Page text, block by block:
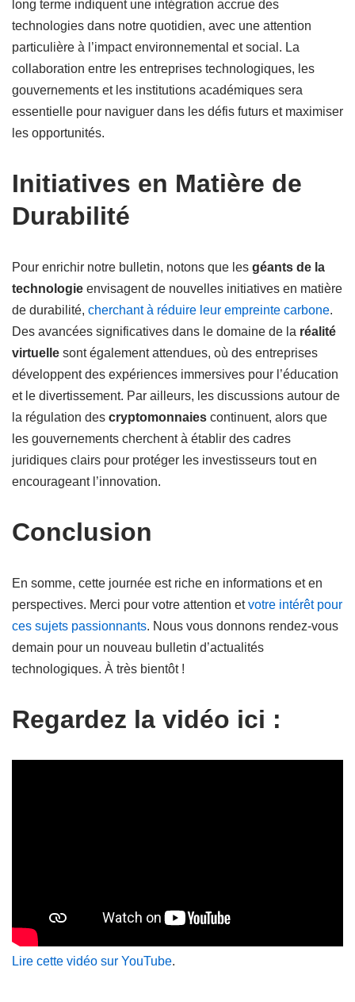
long terme indiquent une intégration accrue des
technologies dans notre quotidien, avec une attention
particulière à l’impact environnemental et social. La
collaboration entre les entreprises technologiques, les
gouvernements et les institutions académiques sera
essentielle pour naviguer dans les défis futurs et maximiser
les opportunités.
Initiatives en Matière de
Durabilité
Pour enrichir notre bulletin, notons que les géants de la
technologie envisagent de nouvelles initiatives en matière
de durabilité, cherchant à réduire leur empreinte carbone.
Des avancées significatives dans le domaine de la réalité
virtuelle sont également attendues, où des entreprises
développent des expériences immersives pour l’éducation
et le divertissement. Par ailleurs, les discussions autour de
la régulation des cryptomonnaies continuent, alors que
les gouvernements cherchent à établir des cadres
juridiques clairs pour protéger les investisseurs tout en
encourageant l’innovation.
Conclusion
En somme, cette journée est riche en informations et en
perspectives. Merci pour votre attention etvotre intérêt pour
ces sujets passionnants. Nous vous donnons rendez-vous
demain pour un nouveau bulletin d’actualités
technologiques. À très bientôt !
Regardez la vidéo ici :
Lire cette vidéo sur YouTube.